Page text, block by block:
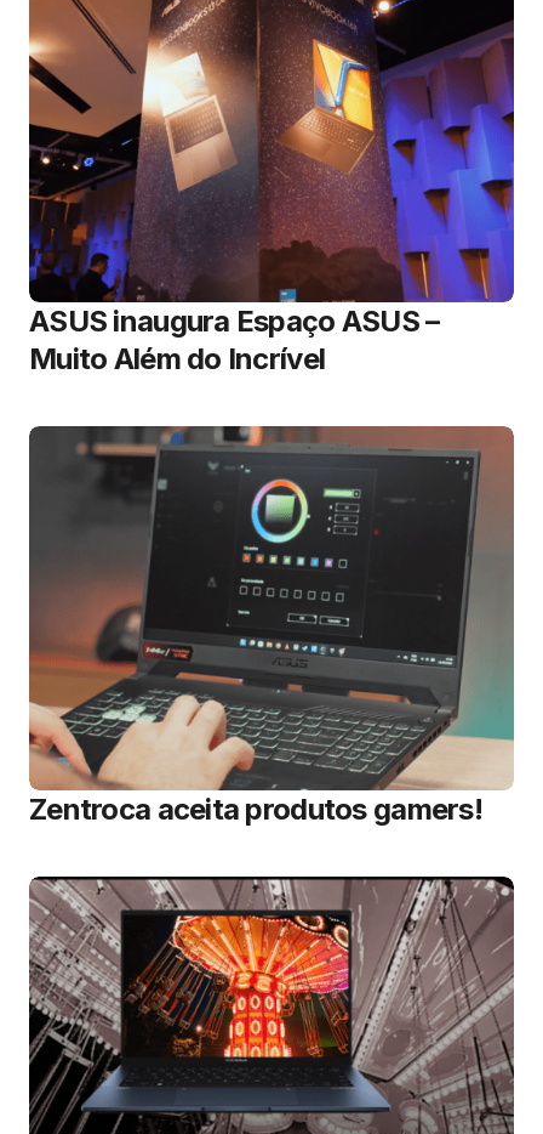
ASUS inaugura Espaço ASUS –
Muito Além do Incrível
Zentroca aceita produtos gamers!